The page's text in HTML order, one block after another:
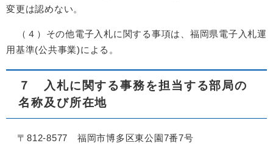
変更は認めない。
（４）その他電子入札に関する事項は、福岡県電子入札運
用基準(公共事業)による。
７ 入札に関する事務を担当する部局の
名称及び所在地
〒812-8577 福岡市博多区東公園7番7号